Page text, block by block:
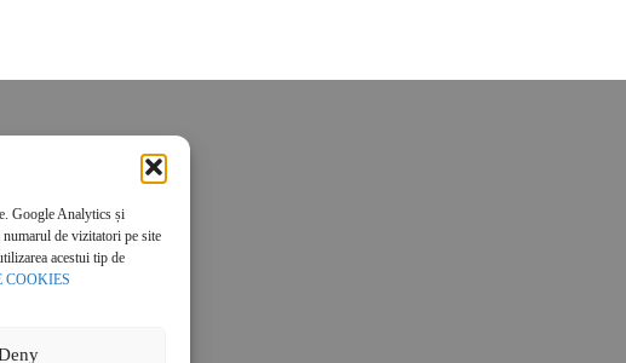
Google Analytics și
de vizitatori pe site
acestui tip de
COOKIES